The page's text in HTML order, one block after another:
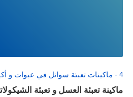
4 - ماكينات تعبئة سوائل في عبوات و أكياس
ماكينة تعبئة العسل و تعبئة